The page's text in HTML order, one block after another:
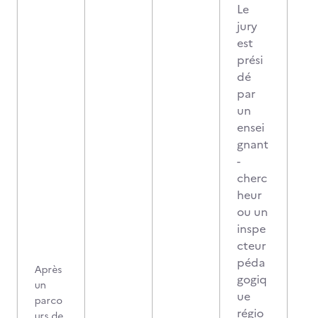
Après
un
parco
Le
jury
est
prési
dé
par
un
ensei
gnant
-
cherc
heur
ou un
inspe
cteur
péda
gogiq
ue
régio